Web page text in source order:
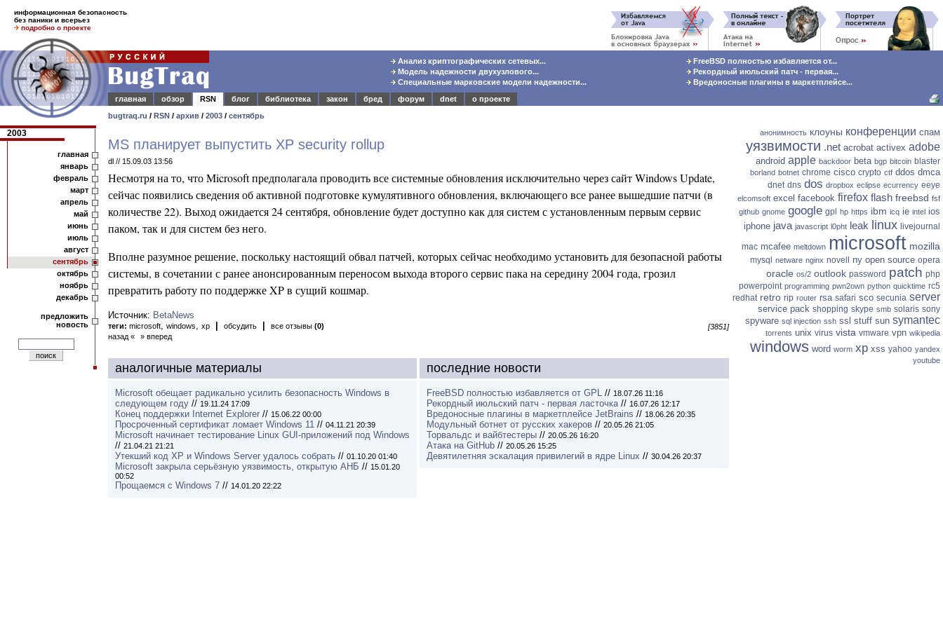
информационная безопасность
без паники и всерьез
подробно о проекте
Анализ криптографических сетевых...
Модель надежности двухузлового...
Специальные марковские модели надежности...
FreeBSD полностью избавляется от...
Рекордный июльский патч - первая...
Вредоносные плагины в маркетплейсе...
главная
обзор RSN блог библиотека закон бред форум dnet
о проекте
bugtraq.ru / RSN / архив / 2003 / сентябрь
2003
главная
январь
февраль
март
апрель
май
июнь
июль
август
сентябрь
октябрь
ноябрь
декабрь
предложить
новость
MS планирует выпустить XP security rollup
dl // 15.09.03 13:56
Несмотря на то, что Microsoft предполагала проводить все системные обновления исключительно через сайт Windows Update,
сейчас появились сведения об активной подготовке кумулятивного обновления, включающего все ранее вышедшие патчи (в
количестве 22). Выход ожидается 24 сентября, обновление будет доступно как для систем с установленным первым сервис
паком, так и для систем без него.
Вполне разумное решение, поскольку настоящий обвал патчей, которых сейчас необходимо установить для безопасной работы
системы, в сочетании с ранее анонсированным переносом выхода второго сервис пака на середину 2004 года, грозил
превратить работу по поддержке XP в сущий кошмар.
Источник: BetaNews
теги: microsoft, windows, xp обсудить все отзывы (0)
[3851]
назад «
» вперед
аналогичные материалы
Microsoft обещает радикально усилить безопасность Windows в
следующем году // 19.11.24 17:09
Конец поддержки Internet Explorer // 15.06.22 00:00
Просроченный сертификат ломает Windows 11 // 04.11.21 20:39
Microsoft начинает тестирование Linux GUI-приложений под Windows
// 21.04.21 21:21
Утекший код XP и Windows Server удалось собрать // 01.10.20 01:40
Microsoft закрыла серьёзную уязвимость, открытую АНБ // 15.01.20
00:52
Прощаемся с Windows 7 // 14.01.20 22:22
последние новости
FreeBSD полностью избавляется от GPL // 18.07.26 11:16
Рекордный июльский патч - первая ласточка// 16.07.26 12:17
Вредоносные плагины в маркетплейсе JetBrains // 18.06.26 20:35
Модульный ботнет от русских хакеров // 20.05.26 21:05
Торвальдс и вайбтестеры // 20.05.26 16:20
Атака на GitHub // 20.05.26 15:25
Девятилетняя эскалация привилегий в ядре Linux // 30.04.26 20:37
анонимность клоуны конференции спам
уязвимости .net acrobat activex adobe
android apple backdoor beta bgp bitcoin blaster
borland botnet chrome cisco crypto ctf ddos dmca
dnet dns dos dropbox eclipse ecurrency eeye
elcomsoft excel facebook firefox flash freebsd fsf
github gnome google gpl hp https ibm icq ie intel ios
iphone java javascript l0pht leak linux livejournal
mac mcafee meltdown microsoft mozilla
mysql netware nginx novell ny open source opera
oracle os/2 outlook password patch php
powerpoint programming pwn2own python quicktime rc5
redhat retro rip router rsa safari sco secunia server
service pack shopping skype smb solaris sony
spyware sql injection ssh ssl stuff sun symantec
torrents unix virus vista vmware vpn wikipedia
windows word worm xp xss yahoo yandex
youtube